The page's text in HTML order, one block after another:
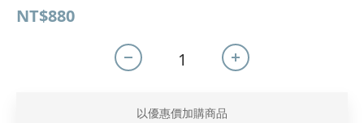
NT$880
以優惠價加購商品